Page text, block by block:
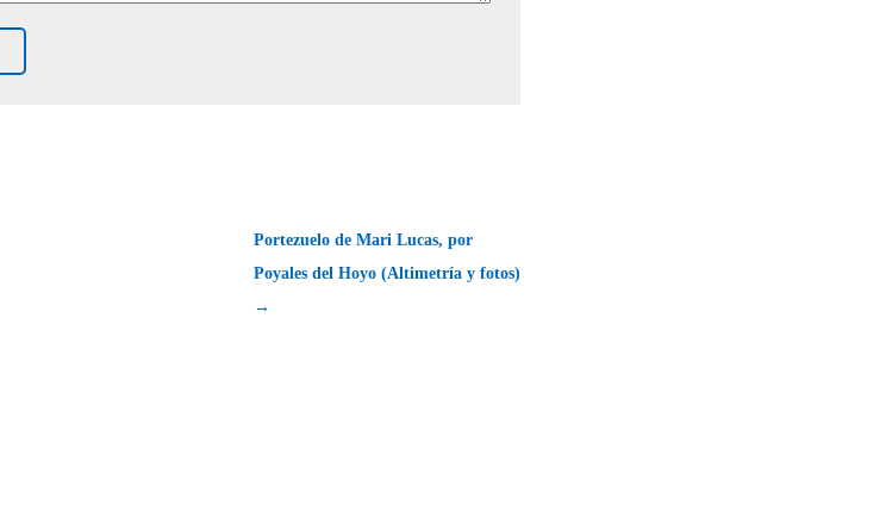
Portezuelo de Mari Lucas, por
Poyales del Hoyo (Altimetría y fotos)
→